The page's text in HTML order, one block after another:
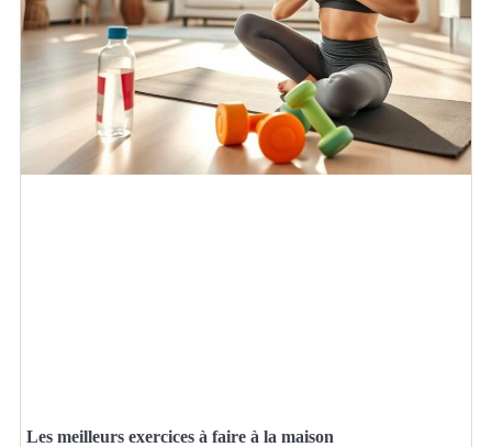
Les meilleurs exercices à faire à la maison